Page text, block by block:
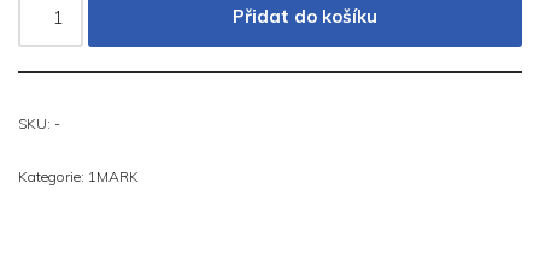
Přidat do košíku
SKU: -
Kategorie: 1MARK